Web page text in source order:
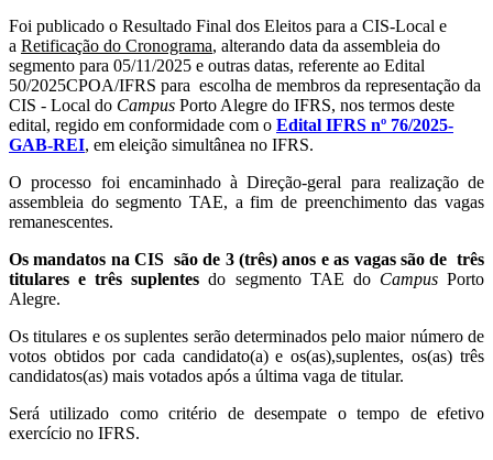
Foi publicado o Resultado Final dos Eleitos para a CIS-Local e
a Retificação do Cronograma, alterando data da assembleia do
segmento para 05/11/2025 e outras datas, referente ao Edital
50/2025CPOA/IFRS para escolha de membros da representação da
CIS - Local do Campus Porto Alegre do IFRS, nos termos deste
edital, regido em conformidade com o Edital IFRS nº 76/2025-
GAB-REI, em eleição simultânea no IFRS.
O processo foi encaminhado à Direção-geral para realização de
assembleia do segmento TAE, a fim de preenchimento das vagas
remanescentes.
Os mandatos na CIS são de 3 (três) anos e as vagas são de três
titulares e três suplentes do segmento TAE do CampusPorto
Alegre.
Os titulares e os suplentes serão determinados pelo maior número de
votos obtidos por cada candidato(a) e os(as),suplentes, os(as) três
candidatos(as) mais votados após a última vaga de titular.
Será utilizado como critério de desempate o tempo de efetivo
exercício no IFRS.